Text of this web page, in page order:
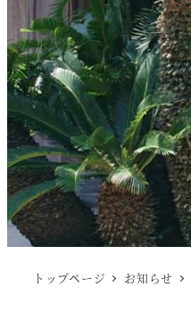
トップページ お知らせ